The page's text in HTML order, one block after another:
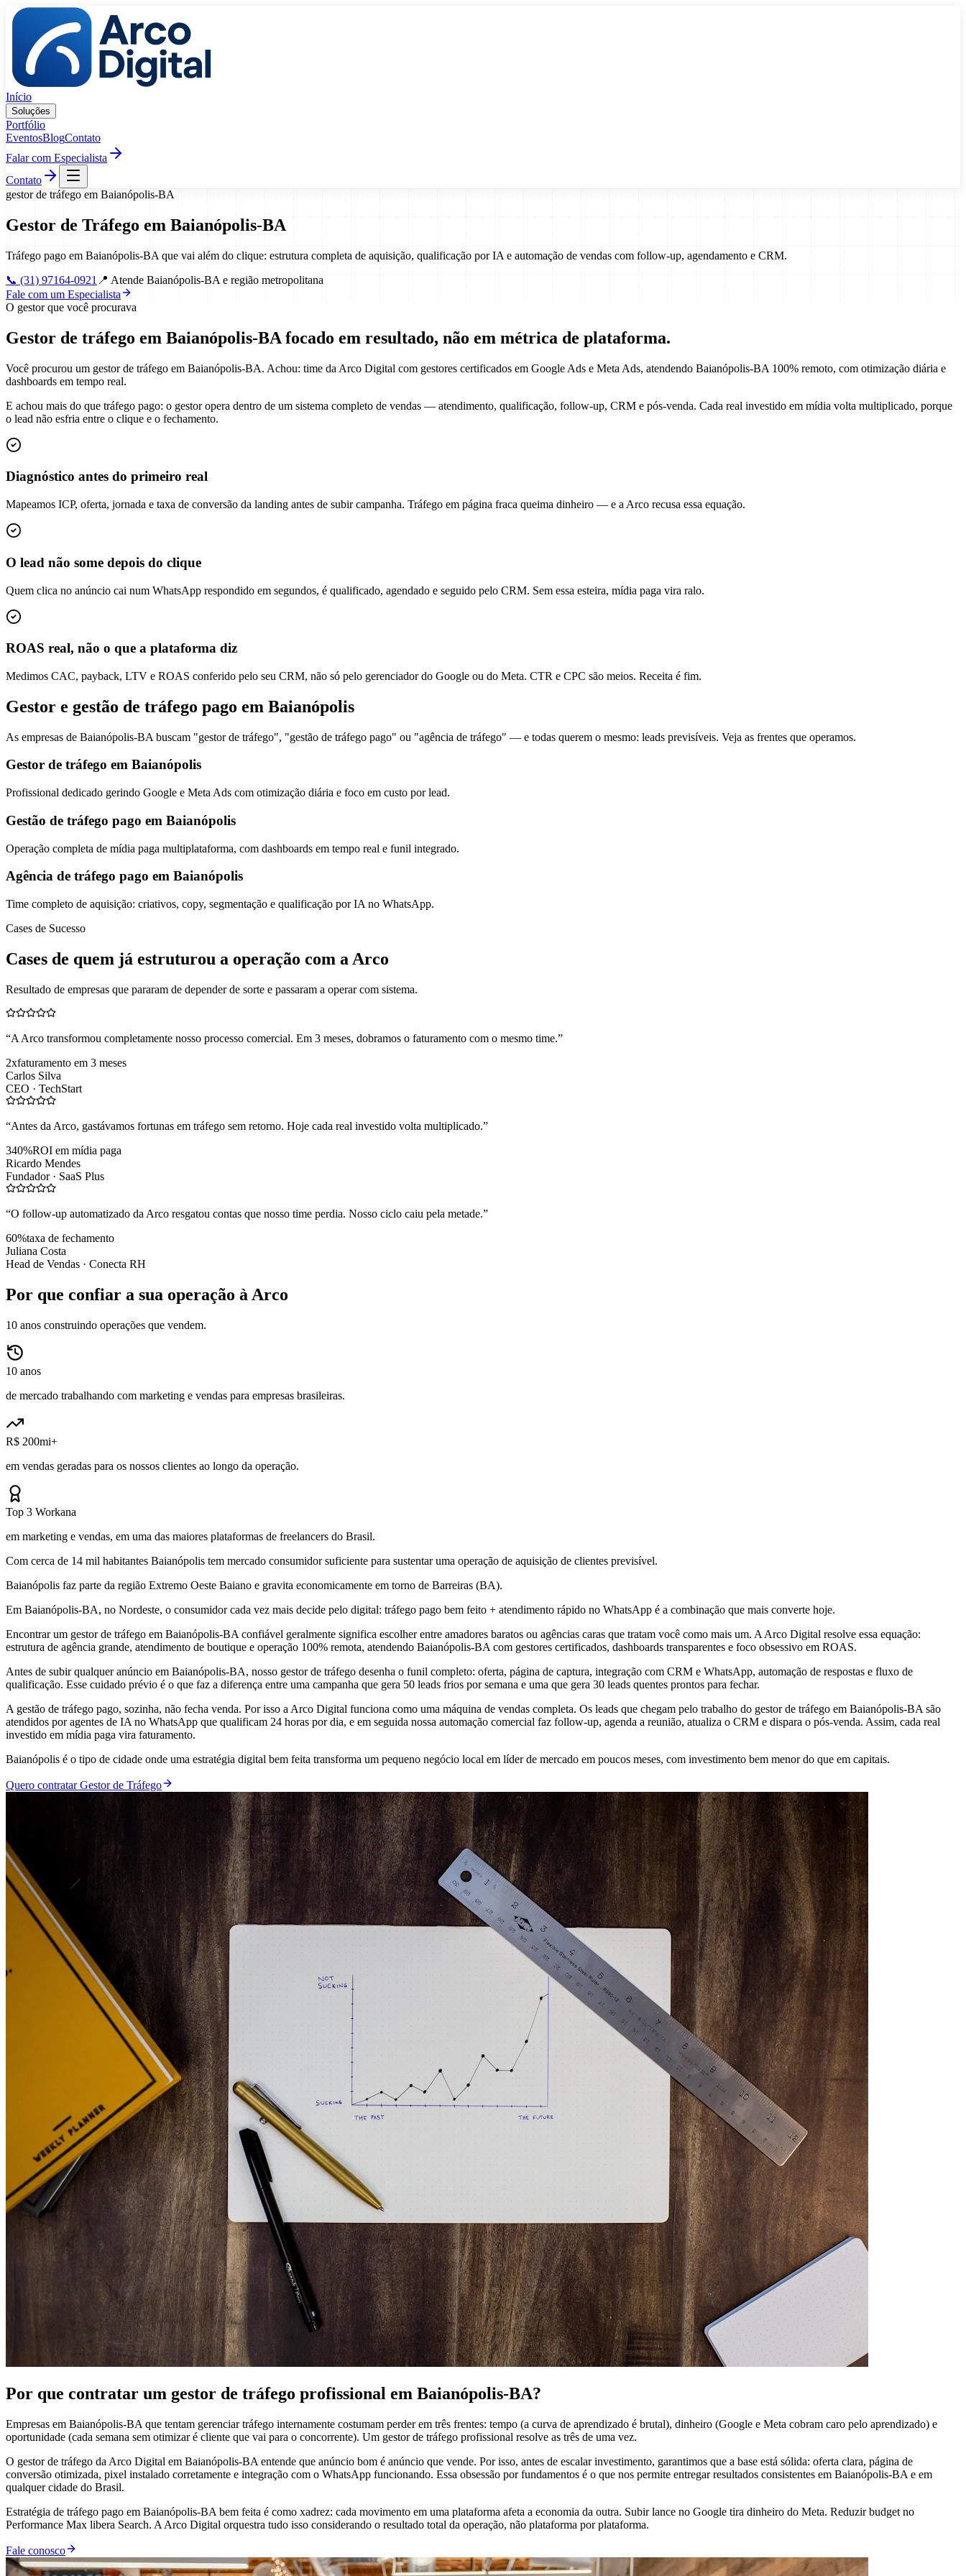
Pular para o conteúdo
Início
Soluções
Portfólio
EventosBlogContato
Falar com Especialista
Contato
gestor de tráfego em Baianópolis-BA
Gestor de Tráfego em Baianópolis-BA
Tráfego pago em Baianópolis-BA que vai além do clique: estrutura completa de aquisição, qualificação por IA e automação de vendas com follow-up, agendamento e CRM.
📞 (31) 97164-0921 📍 Atende Baianópolis-BA e região metropolitana
Fale com um Especialista
O gestor que você procurava
Gestor de tráfego em Baianópolis-BA focado em resultado, não em métrica de plataforma.
Você procurou um gestor de tráfego em Baianópolis-BA. Achou: time da Arco Digital com gestores certificados em Google Ads e Meta Ads, atendendo Baianópolis-BA 100% remoto, com otimização diária e
dashboards em tempo real.
E achou mais do que tráfego pago: o gestor opera dentro de um sistema completo de vendas — atendimento, qualificação, follow-up, CRM e pós-venda. Cada real investido em mídia volta multiplicado, porque
o lead não esfria entre o clique e o fechamento.
Diagnóstico antes do primeiro real
Mapeamos ICP, oferta, jornada e taxa de conversão da landing antes de subir campanha. Tráfego em página fraca queima dinheiro — e a Arco recusa essa equação.
O lead não some depois do clique
Quem clica no anúncio cai num WhatsApp respondido em segundos, é qualificado, agendado e seguido pelo CRM. Sem essa esteira, mídia paga vira ralo.
ROAS real, não o que a plataforma diz
Medimos CAC, payback, LTV e ROAS conferido pelo seu CRM, não só pelo gerenciador do Google ou do Meta. CTR e CPC são meios. Receita é fim.
Gestor e gestão de tráfego pago em Baianópolis
As empresas de Baianópolis-BA buscam "gestor de tráfego", "gestão de tráfego pago" ou "agência de tráfego" — e todas querem o mesmo: leads previsíveis. Veja as frentes que operamos.
Gestor de tráfego em Baianópolis
Profissional dedicado gerindo Google e Meta Ads com otimização diária e foco em custo por lead.
Gestão de tráfego pago em Baianópolis
Operação completa de mídia paga multiplataforma, com dashboards em tempo real e funil integrado.
Agência de tráfego pago em Baianópolis
Time completo de aquisição: criativos, copy, segmentação e qualificação por IA no WhatsApp.
Cases de Sucesso
Cases de quem já estruturou a operação com a Arco
Resultado de empresas que pararam de depender de sorte e passaram a operar com sistema.
“A Arco transformou completamente nosso processo comercial. Em 3 meses, dobramos o faturamento com o mesmo time.”
2xfaturamento em 3 meses
Carlos Silva
CEO · TechStart
“Antes da Arco, gastávamos fortunas em tráfego sem retorno. Hoje cada real investido volta multiplicado.”
340%ROI em mídia paga
Ricardo Mendes
Fundador · SaaS Plus
“O follow-up automatizado da Arco resgatou contas que nosso time perdia. Nosso ciclo caiu pela metade.”
60%taxa de fechamento
Juliana Costa
Head de Vendas · Conecta RH
Por que confiar a sua operação à Arco
10 anos construindo operações que vendem.
10 anos
de mercado trabalhando com marketing e vendas para empresas brasileiras.
R$ 200mi+
em vendas geradas para os nossos clientes ao longo da operação.
Top 3 Workana
em marketing e vendas, em uma das maiores plataformas de freelancers do Brasil.
Com cerca de 14 mil habitantes Baianópolis tem mercado consumidor suficiente para sustentar uma operação de aquisição de clientes previsível.
Baianópolis faz parte da região Extremo Oeste Baiano e gravita economicamente em torno de Barreiras (BA).
Em Baianópolis-BA, no Nordeste, o consumidor cada vez mais decide pelo digital: tráfego pago bem feito + atendimento rápido no WhatsApp é a combinação que mais converte hoje.
Encontrar um gestor de tráfego em Baianópolis-BA confiável geralmente significa escolher entre amadores baratos ou agências caras que tratam você como mais um. A Arco Digital resolve essa equação:
estrutura de agência grande, atendimento de boutique e operação 100% remota, atendendo Baianópolis-BA com gestores certificados, dashboards transparentes e foco obsessivo em ROAS.
Antes de subir qualquer anúncio em Baianópolis-BA, nosso gestor de tráfego desenha o funil completo: oferta, página de captura, integração com CRM e WhatsApp, automação de respostas e fluxo de
qualificação. Esse cuidado prévio é o que faz a diferença entre uma campanha que gera 50 leads frios por semana e uma que gera 30 leads quentes prontos para fechar.
A gestão de tráfego pago, sozinha, não fecha venda. Por isso a Arco Digital funciona como uma máquina de vendas completa. Os leads que chegam pelo trabalho do gestor de tráfego em Baianópolis-BA são
atendidos por agentes de IA no WhatsApp que qualificam 24 horas por dia, e em seguida nossa automação comercial faz follow-up, agenda a reunião, atualiza o CRM e dispara o pós-venda. Assim, cada real
investido em mídia paga vira faturamento.
Baianópolis é o tipo de cidade onde uma estratégia digital bem feita transforma um pequeno negócio local em líder de mercado em poucos meses, com investimento bem menor do que em capitais.
Quero contratar Gestor de Tráfego
Por que contratar um gestor de tráfego profissional em Baianópolis-BA?
Empresas em Baianópolis-BA que tentam gerenciar tráfego internamente costumam perder em três frentes: tempo (a curva de aprendizado é brutal), dinheiro (Google e Meta cobram caro pelo aprendizado) e
oportunidade (cada semana sem otimizar é cliente que vai para o concorrente). Um gestor de tráfego profissional resolve as três de uma vez.
O gestor de tráfego da Arco Digital em Baianópolis-BA entende que anúncio bom é anúncio que vende. Por isso, antes de escalar investimento, garantimos que a base está sólida: oferta clara, página de
conversão otimizada, pixel instalado corretamente e integração com o WhatsApp funcionando. Essa obsessão por fundamentos é o que nos permite entregar resultados consistentes em Baianópolis-BA e em
qualquer cidade do Brasil.
Estratégia de tráfego pago em Baianópolis-BA bem feita é como xadrez: cada movimento em uma plataforma afeta a economia da outra. Subir lance no Google tira dinheiro do Meta. Reduzir budget no
Performance Max libera Search. A Arco Digital orquestra tudo isso considerando o resultado total da operação, não plataforma por plataforma.
Fale conosco